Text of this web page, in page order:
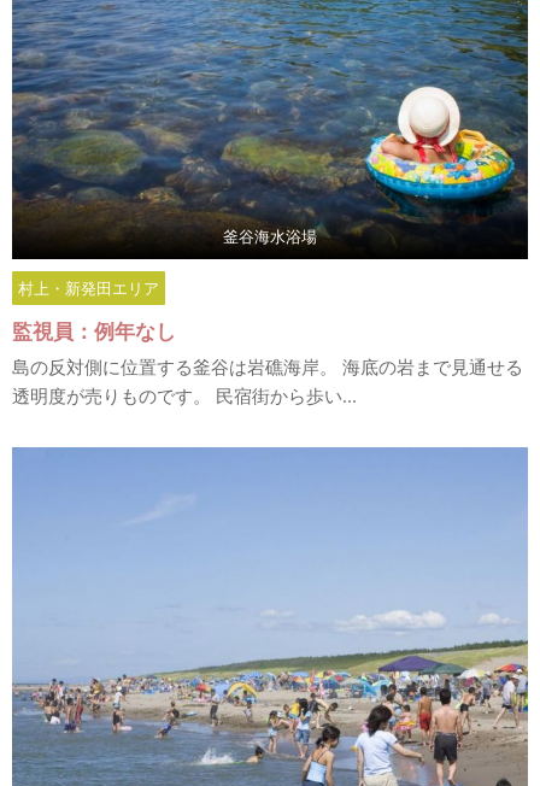
釜谷海水浴場
村上・新発田エリア
監視員：例年なし
島の反対側に位置する釜谷は岩礁海岸。 海底の岩まで見通せる
透明度が売りものです。 民宿街から歩い...